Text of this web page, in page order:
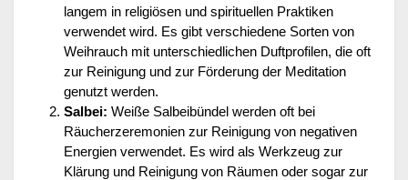
langem in religiösen und spirituellen Praktiken
verwendet wird. Es gibt verschiedene Sorten von
Weihrauch mit unterschiedlichen Duftprofilen, die oft
zur Reinigung und zur Förderung der Meditation
genutzt werden.
Salbei: Weiße Salbeibündel werden oft bei
Räucherzeremonien zur Reinigung von negativen
Energien verwendet. Es wird als Werkzeug zur
Klärung und Reinigung von Räumen oder sogar zur